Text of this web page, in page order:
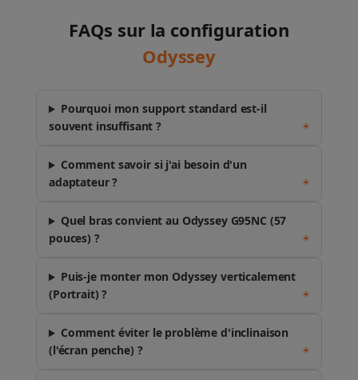
FAQs sur la configuration
Odyssey
Pourquoi mon support standard est-il
souvent insuffisant ?
+
Comment savoir si j'ai besoin d'un
adaptateur ?
+
Quel bras convient au Odyssey G95NC (57
pouces) ?
+
Puis-je monter mon Odyssey verticalement
(Portrait) ?
+
Comment éviter le problème d'inclinaison
(l'écran penche) ?
+